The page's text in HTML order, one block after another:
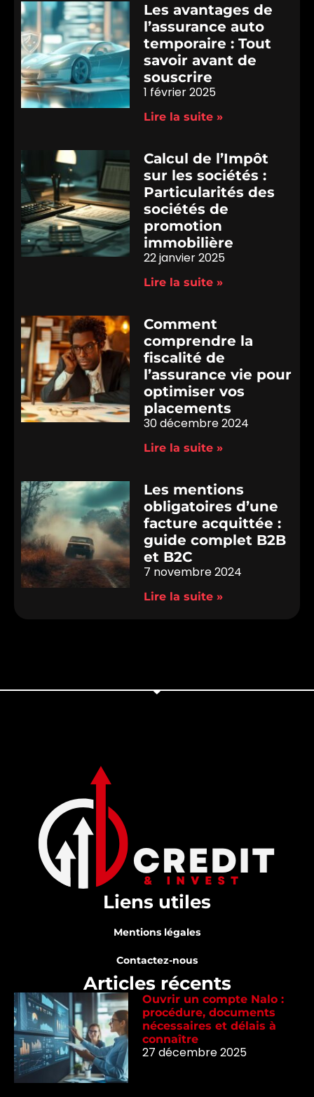
Les avantages de
l’assurance auto
temporaire : Tout
savoir avant de
souscrire
1 février 2025
Lire la suite »
Calcul de l’Impôt
sur les sociétés :
Particularités des
sociétés de
promotion
immobilière
22 janvier 2025
Lire la suite »
Comment
comprendre la
fiscalité de
l’assurance vie pour
optimiser vos
placements
30 décembre 2024
Lire la suite »
Les mentions
obligatoires d’une
facture acquittée :
guide complet B2B
et B2C
7 novembre 2024
Lire la suite »
Liens utiles
Mentions légales
Contactez-nous
Articles récents
Ouvrir un compte Nalo :
procédure, documents
nécessaires et délais à
connaître
27 décembre 2025